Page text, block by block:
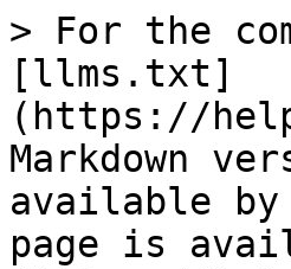
> For the
[llms.txt]
(https://
Markdown
available by
page is